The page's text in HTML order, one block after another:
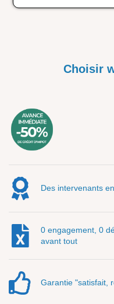
Choisir
Des intervenants
0 engagement, 0
avant tout
Garantie "satisfait,